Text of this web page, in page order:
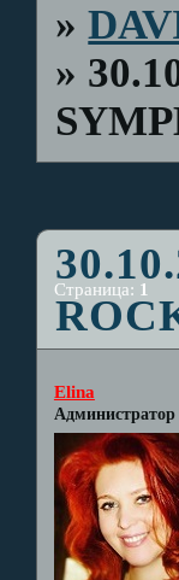
»
»
Страница: 1
Elina
Администратор